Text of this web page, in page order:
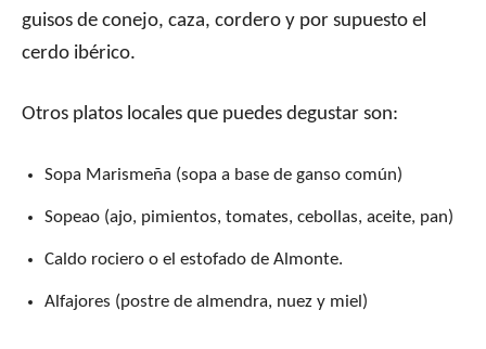
guisos de conejo, caza, cordero y por supuesto el
cerdo ibérico.
Otros platos locales que puedes degustar son:
Sopa Marismeña (sopa a base de ganso común)
Sopeao (ajo, pimientos, tomates, cebollas, aceite, pan)
Caldo rociero o el estofado de Almonte.
Alfajores (postre de almendra, nuez y miel)